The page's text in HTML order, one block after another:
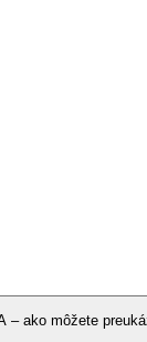
– ako môžete